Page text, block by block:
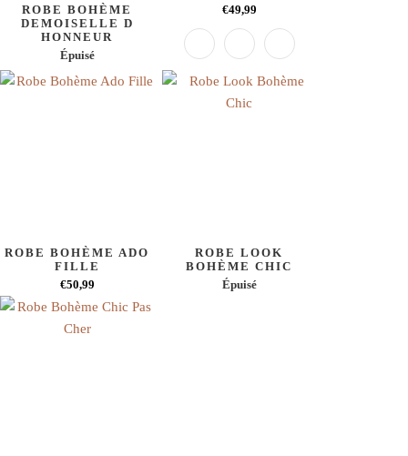
ROBE BOHÈME
DEMOISELLE D
HONNEUR
Épuisé
€49,99
ROBE BOHÈME ADO
FILLE
€50,99
ROBE LOOK
BOHÈME CHIC
Épuisé